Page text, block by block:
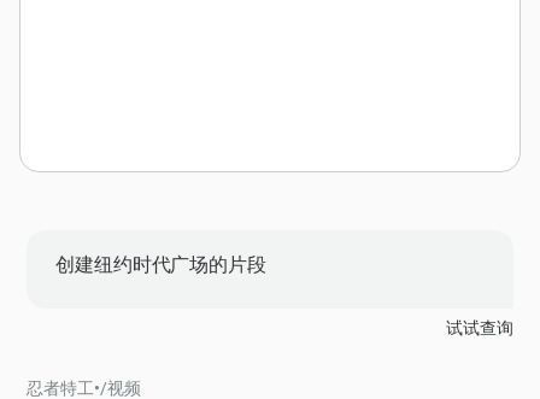
创建纽约时代广场的片段
试试查询
忍者特工•/视频